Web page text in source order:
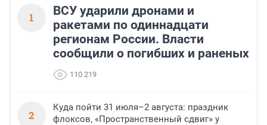
1
ВСУ ударили дронами и
ракетами по одиннадцати
регионам России. Власти
сообщили о погибших и раненых
110 219
2
Куда пойти 31 июля–2 августа: праздник
флоксов, «Пространственный сдвиг» у